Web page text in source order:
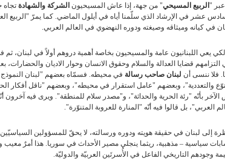
عبر " الربيع المسيحي" من جهة، إذا عاش المسيحيون الشركة والشهادة تجاه
عشر في الإرشاد الذي سلّمنا أياه في أيلول الماضي. كما يمرّ "الربيع
في كيانه وميثاقه وصيغته ودوره النهضوي في العالم العربي.
لكي يعي اللبنانيون عامة والمسيحيون بخاصة أهمية دروهم أولاً في لبنان، ثم
التزامهم قضايا العدالة والسلام وحقوق الانسان وحوار الاديان والحضارات،
فلا ننسى أن لبنان صاحب رسالة في محيطه. فسمّاه بعضهم "لبنان النموذج
والتعددية"، وبعضهم "عامل استقرار في محيطه"، وبعضهم "ناقل أفكار
الآخر بأنّه "رئة الحرية والحداثة"، و"مصدر سلام للمنطقة". ويرى فيه
العربي"، بل قالوا فيه أنّه "المنارة للعروبة المتنوّرة".
إلى لبنان في حقيقة هويته ودوره ورسالته، لا يحقّ للمسؤولين
سياسية – مذهبية، ريثما ينجلي مصير الأحداث في سوريا. هذا أمرٌ معيب
وجودهم التاريخي الفاعل في الأُسرتَين العربيّة والدوليّة.